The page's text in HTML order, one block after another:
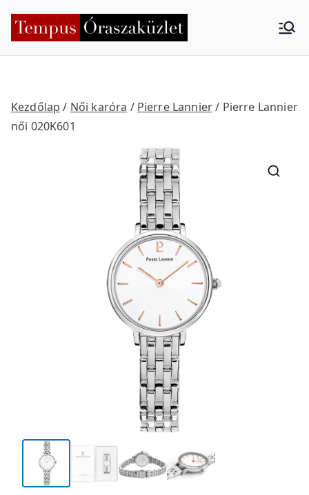
Tempus
küzlet
Kezdőlap / Női karóra / Pierre Lannier/ Pierre Lannier
női 020K601